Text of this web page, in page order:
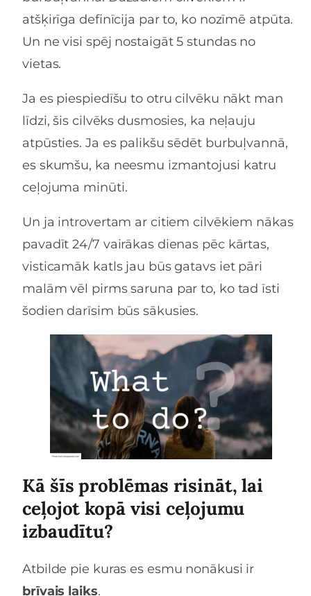
atšķirīga definīcija par to, ko nozīmē atpūta.
Un ne visi spēj nostaigāt 5 stundas no
vietas.
Ja es piespiedīšu to otru cilvēku nākt man
līdzi, šis cilvēks dusmosies, ka neļauju
atpūsties. Ja es palikšu sēdēt burbuļvannā,
es skumšu, ka neesmu izmantojusi katru
ceļojuma minūti.
Un ja introvertam ar citiem cilvēkiem nākas
pavadīt 24/7 vairākas dienas pēc kārtas,
visticamāk katls jau būs gatavs iet pāri
malām vēl pirms saruna par to, ko tad īsti
šodien darīsim būs sākusies.
Kā šīs problēmas risināt, lai
ceļojot kopā visi ceļojumu
izbaudītu?
Atbilde pie kuras es esmu nonākusi ir
brīvais laiks.